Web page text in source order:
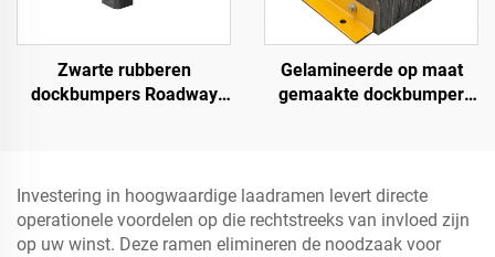
Zwarte rubberen
dockbumpers Roadway
Gelamineerde op maat
gemaakte dockbumper
Investering in hoogwaardige laadramen levert directe
operationele voordelen op die rechtstreeks van invloed zijn
op uw winst. Deze ramen elimineren de noodzaak voor